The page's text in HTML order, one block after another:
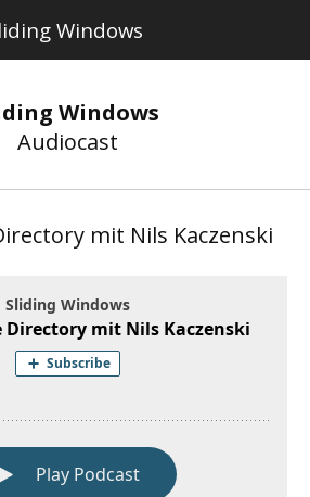
Windows
Windows
Audiocast
mit Nils Kaczenski